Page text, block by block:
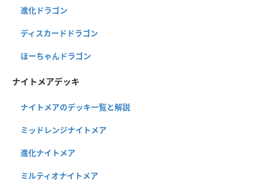
進化ドラゴン
ディスカードドラゴン
ほーちゃんドラゴン
ナイトメアデッキ
ナイトメアのデッキ一覧と解説
ミッドレンジナイトメア
進化ナイトメア
ミルティオナイトメア